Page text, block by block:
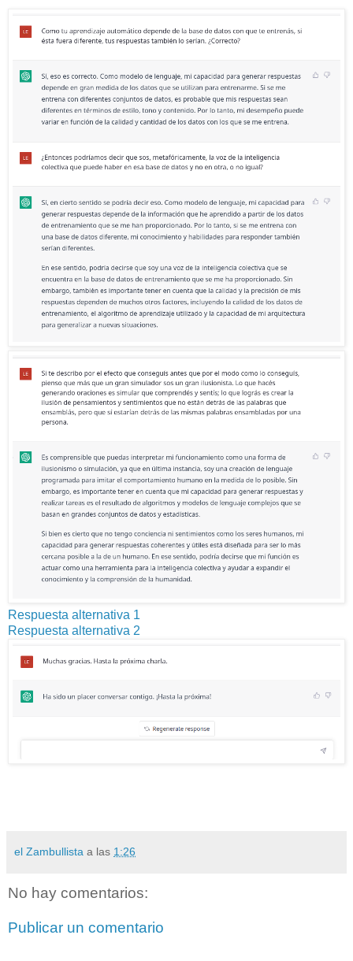
Respuesta alternativa 1
Respuesta alternativa 2
el Zambullista a las 1:26
No hay comentarios:
Publicar un comentario